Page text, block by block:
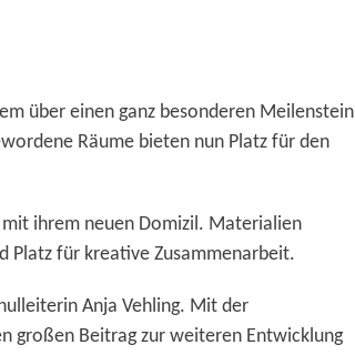
über einen ganz besonderen Meilenstein
Räume bieten nun Platz für den
ihrem neuen Domizil. Materialien
Platz für kreative Zusammenarbeit.
Anja Vehling. Mit der
großen Beitrag zur weiteren Entwicklung